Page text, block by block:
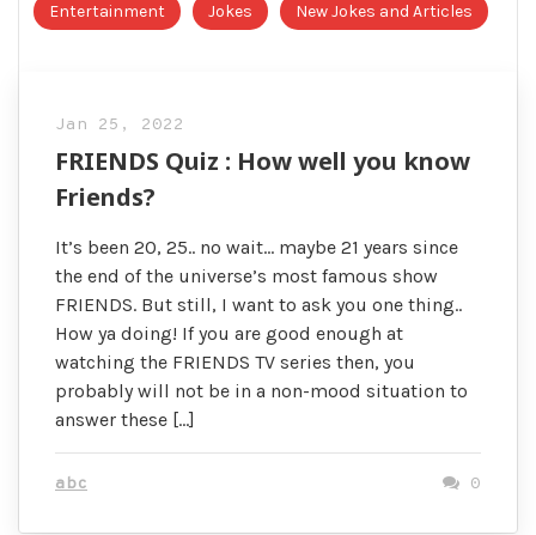
Entertainment Jokes New Jokes and Articles
Jan 25, 2022
FRIENDS Quiz : How well you know
Friends?
It’s been 20, 25.. no wait… maybe 21 years since
the end of the universe’s most famous show
FRIENDS. But still, I want to ask you one thing..
How ya doing! If you are good enough at
watching the FRIENDS TV series then, you
probably will not be in a non-mood situation to
answer these […]
abc 0